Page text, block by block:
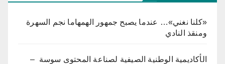
«كلنا نغني»… عندما يصبح جمهور الهمهاما نجم السهرة
ومنقذ النادي
الأكاديمية الوطنية الصيفية لصناعة المحتوى سوسة –